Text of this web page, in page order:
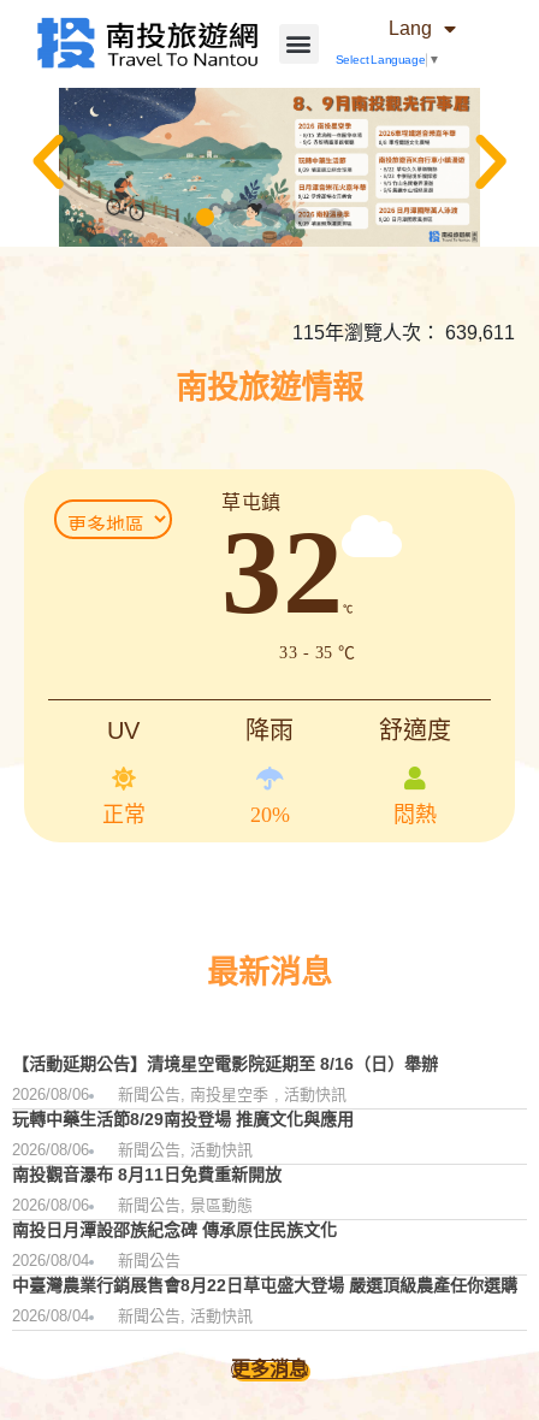
Lang
Select Language ▼
115年瀏覽人次： 639,611
南投旅遊情報
草屯鎮
32℃
33 - 35 ℃
UV
正常
降雨
20%
舒適度
悶熱
最新消息
【活動延期公告】清境星空電影院延期至 8/16（日）舉辦
2026/08/06 新聞公告, 南投星空季 , 活動快訊
玩轉中藥生活節8/29南投登場 推廣文化與應用
2026/08/06 新聞公告, 活動快訊
南投觀音瀑布 8月11日免費重新開放
2026/08/06 新聞公告, 景區動態
南投日月潭設邵族紀念碑 傳承原住民族文化
2026/08/04 新聞公告
中臺灣農業行銷展售會8月22日草屯盛大登場 嚴選頂級農產任你選購
2026/08/04 新聞公告, 活動快訊
更多消息